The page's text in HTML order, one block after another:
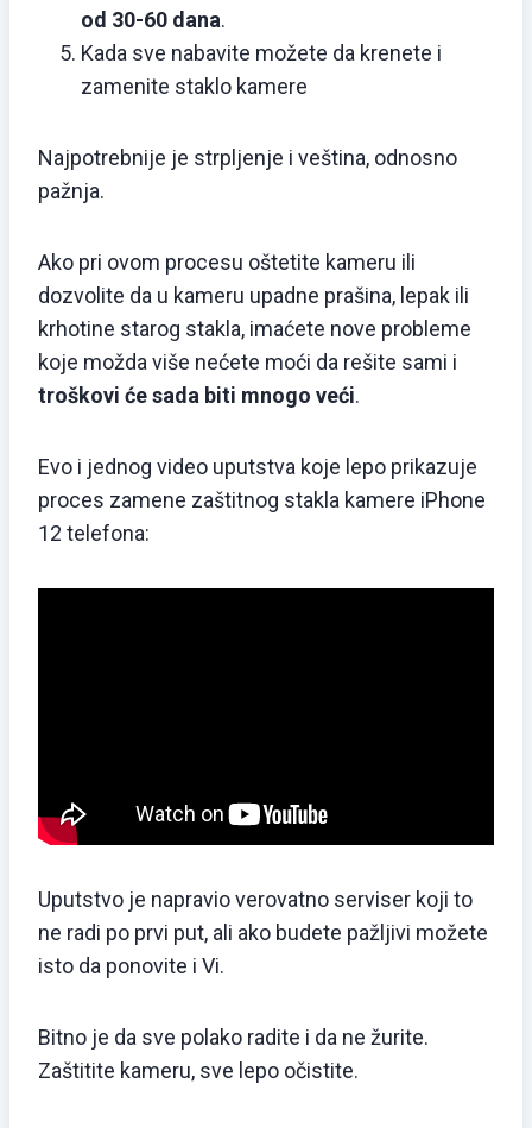
od 30-60 dana.
Kada sve nabavite možete da krenete i
zamenite staklo kamere
Najpotrebnije je strpljenje i veština, odnosno
pažnja.
Ako pri ovom procesu oštetite kameru ili
dozvolite da u kameru upadne prašina, lepak ili
krhotine starog stakla, imaćete nove probleme
koje možda više nećete moći da rešite sami i
troškovi će sada biti mnogo veći.
Evo i jednog video uputstva koje lepo prikazuje
proces zamene zaštitnog stakla kamere iPhone
12 telefona:
Uputstvo je napravio verovatno serviser koji to
ne radi po prvi put, ali ako budete pažljivi možete
isto da ponovite i Vi.
Bitno je da sve polako radite i da ne žurite.
Zaštitite kameru, sve lepo očistite.